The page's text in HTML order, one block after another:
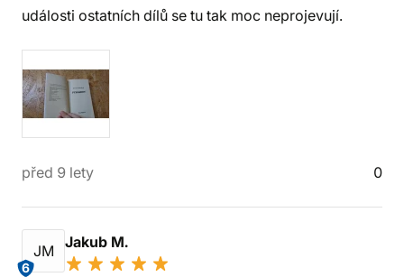
události ostatních dílů se tu tak moc neprojevují.
před 9 lety 0
JM
6
Jakub M.